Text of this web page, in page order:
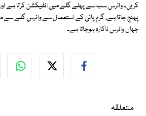
کریں۔ وائرس سب سے پہلے گلے میں انفیکشن کرتا ہے
پہنچ جاتا ہے، گرم پانی کے استعمال سے وائرس گلے
جہاں وائرس ناکارہ ہوجاتا ہے۔
متعلقہ